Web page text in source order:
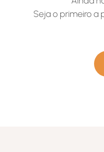
Seja o primeiro a